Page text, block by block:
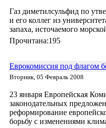
Газ диметилсульфид по
и его коллег из
запаха, источаемого
Прочитана:195
Еврокомиссия под флагом
Вторник, 05 Февраль 2008
23 января Европейская
законодательных
реформирование
борьбу с изменениями